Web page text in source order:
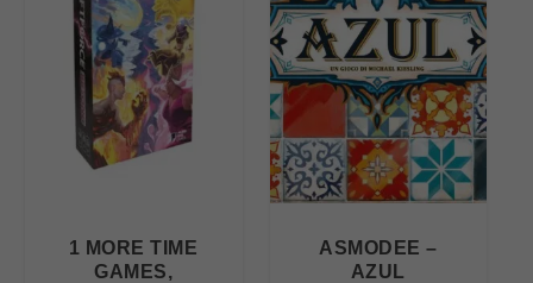
1 MORE TIME
GAMES,
ASMODEE –
AZUL